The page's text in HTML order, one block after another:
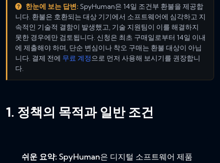
한눈에 보는 답변: SpyHuman은 14일 조건부 환불을 제공합
니다. 환불은 호환되는 대상 기기에서 소프트웨어에 심각하고 지
속적인 기술적 결함이 발생했고, 기술 지원팀이 이를 해결하지
못한 경우에만 검토됩니다. 신청은 최초 구매일로부터 14일 이내
에 제출해야 하며, 단순 변심이나 착오 구매는 환불 대상이 아닙
니다. 결제 전에 무료 계정 으로 먼저 사용해 보시기를 권장합니
다.
1. 정책의 목적과 일반 조건
쉬운 요약: SpyHuman은 디지털 소프트웨어 제품